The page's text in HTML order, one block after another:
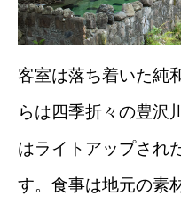
客室は落ち着いた純
らは四季折々の豊沢
はライトアップされ
す。食事は地元の素